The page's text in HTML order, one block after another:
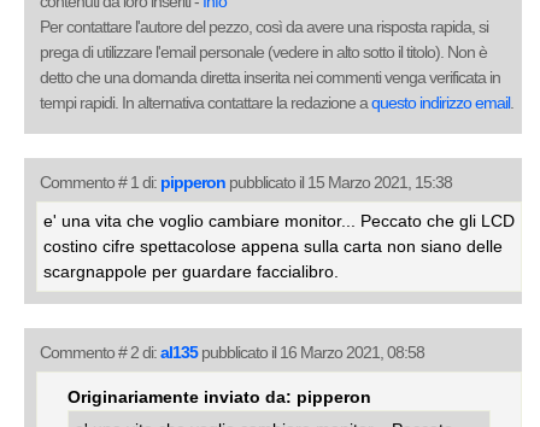
Per contattare l'autore del pezzo, così da avere una risposta rapida, si
prega di utilizzare l'email personale (vedere in alto sotto il titolo). Non è
detto che una domanda diretta inserita nei commenti venga verificata in
tempi rapidi. In alternativa contattare la redazione aquesto indirizzo email.
Commento # 1 di: pipperon pubblicato il 15 Marzo 2021, 15:38
e' una vita che voglio cambiare monitor... Peccato che gli LCD
costino cifre spettacolose appena sulla carta non siano delle
scargnappole per guardare faccialibro.
Commento # 2 di:al135pubblicato il 16 Marzo 2021, 08:58
Originariamente inviato da: pipperon